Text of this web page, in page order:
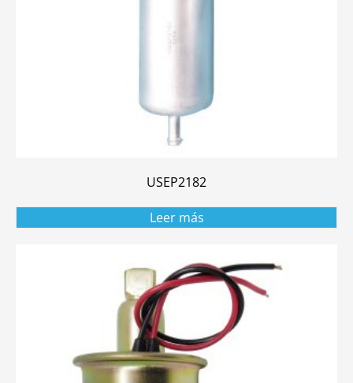
USEP2182
Leer más